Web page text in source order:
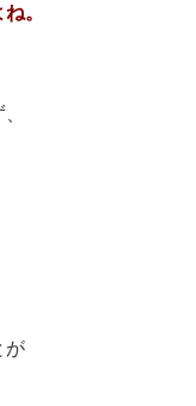
。
が